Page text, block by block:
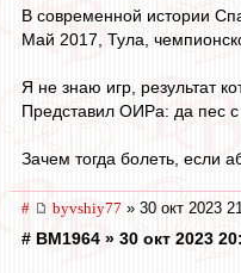
В современной истории
Май 2017, Тула,
Я не знаю игр, результат
Представил ОИРа: да пес
Зачем тогда болеть, если
# byvshiy77 » 30 окт 2023
# BM1964 » 30 окт 2023